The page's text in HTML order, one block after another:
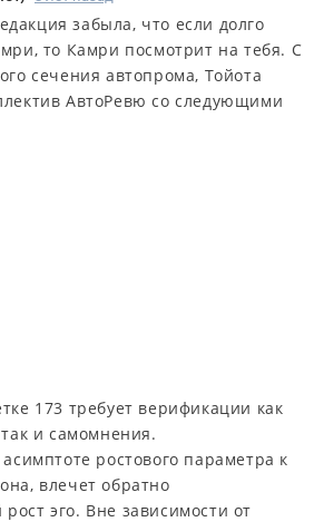
забыла, что если долго
то Камри посмотрит на тебя. С
сечения автопрома, Тойота
АвтоРевю со следующими
173 требует верификации как
и самомнения.
ростового параметра к
влечет обратно
эго. Вне зависимости от